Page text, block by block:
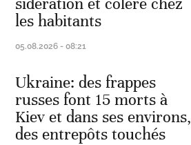
les habitants
05.08.2026 - 08:21
Ukraine: des frappes
russes font 15 morts à
Kiev et dans ses environs,
des entrepôts touchés